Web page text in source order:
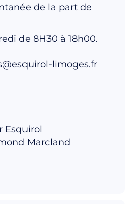
de la part de
de 8H30 à 18h00.
limoges.fr
Esquirol
Marcland